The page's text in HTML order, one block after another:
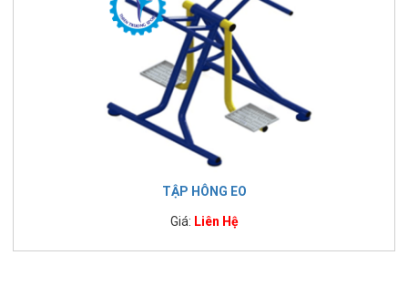
TẬP HÔNG EO
Giá: Liên Hệ